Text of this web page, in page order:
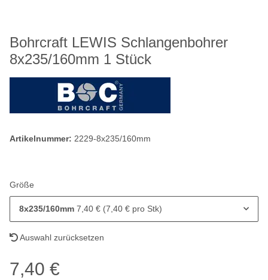
Bohrcraft LEWIS Schlangenbohrer
8x235/160mm 1 Stück
Artikelnummer: 2229-8x235/160mm
Größe
8x235/160mm 7,40 € (7,40 € pro Stk)
Auswahl zurücksetzen
7,40 €